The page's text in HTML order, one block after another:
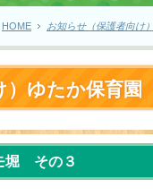
HOME お知らせ（保護者向け
ゆたか保育園
堀 その３